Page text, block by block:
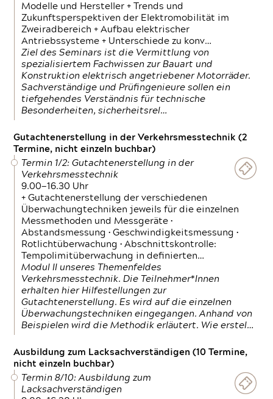
Modelle und Hersteller + Trends und
Zukunftsperspektiven der Elektromobilität im
Zweiradbereich + Aufbau elektrischer
Antriebssysteme + Unterschiede zu konv…
Ziel des Seminars ist die Vermittlung von
spezialisiertem Fachwissen zur Bauart und
Konstruktion elektrisch angetriebener Motorräder.
Sachverständige und Prüfingenieure sollen ein
tiefgehendes Verständnis für technische
Besonderheiten, sicherheitsrel…
Gutachtenerstellung in der Verkehrsmesstechnik (2
Termine, nicht einzeln buchbar)
Termin 1/2: Gutachtenerstellung in der
Verkehrsmesstechnik
9.00—16.30 Uhr
+ Gutachtenerstellung der verschiedenen
Überwachungtechniken jeweils für die einzelnen
Messmethoden und Messgeräte •
Abstandsmessung • Geschwindigkeitsmessung •
Rotlichtüberwachung • Abschnittskontrolle:
Tempolimitüberwachung in definierten…
Modul II unseres Themenfeldes
Verkehrsmesstechnik. Die Teilnehmer*Innen
erhalten hier Hilfestellungen zur
Gutachtenerstellung. Es wird auf die einzelnen
Überwachungstechniken eingegangen. Anhand von
Beispielen wird die Methodik erläutert. Wie erstel…
Ausbildung zum Lacksachverständigen (10 Termine,
nicht einzeln buchbar)
Termin 8/10: Ausbildung zum
Lacksachverständigen